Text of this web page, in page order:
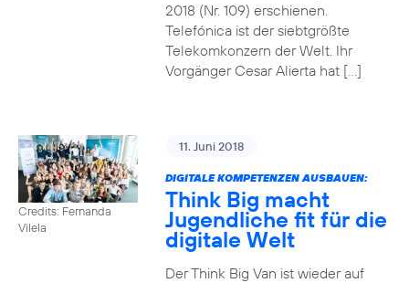
2018 (Nr. 109) erschienen.
Telefónica ist der siebtgrößte
Telekomkonzern der Welt. Ihr
Vorgänger Cesar Alierta hat […]
Credits: Fernanda
Vilela
11. Juni 2018
DIGITALE KOMPETENZEN AUSBAUEN:
Think Big macht
Jugendliche fit für die
digitale Welt
Der Think Big Van ist wieder auf